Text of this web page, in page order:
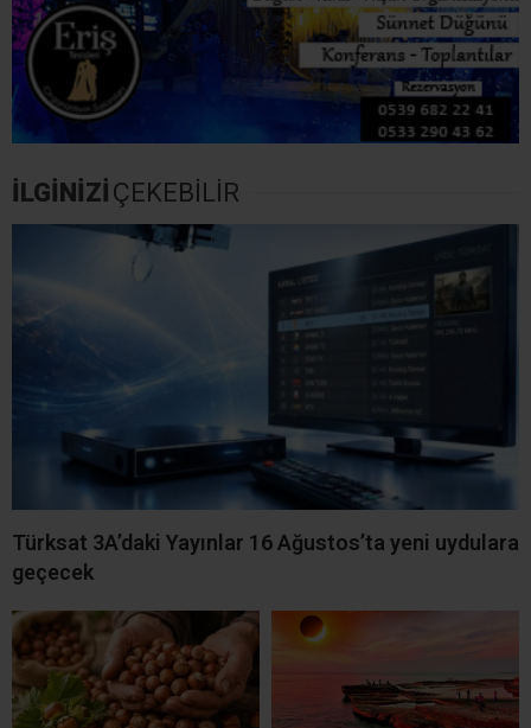
İLGİNİZİ ÇEKEBİLİR
Türksat 3A’daki Yayınlar 16 Ağustos’ta yeni uydulara
geçecek